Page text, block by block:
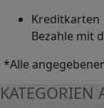
Kreditkarten
Bezahle mit
*Alle
KATEGORIEN